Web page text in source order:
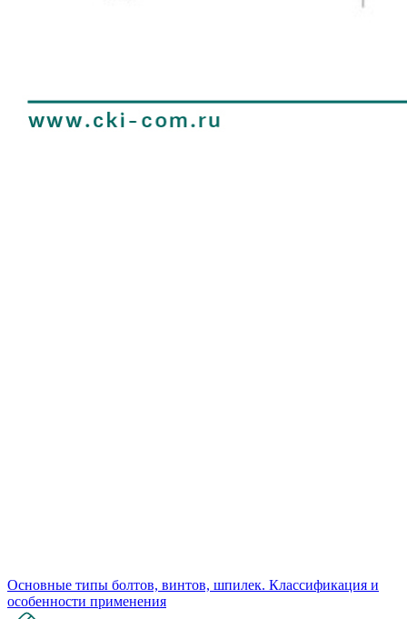
Основные типы болтов, винтов, шпилек. Классификация и
особенности применения